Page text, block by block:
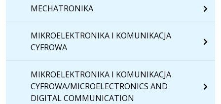
MECHATRONIKA
MIKROELEKTRONIKA I KOMUNIKACJA
CYFROWA
MIKROELEKTRONIKA I KOMUNIKACJA
CYFROWA/MICROELECTRONICS AND
DIGITAL COMMUNICATION